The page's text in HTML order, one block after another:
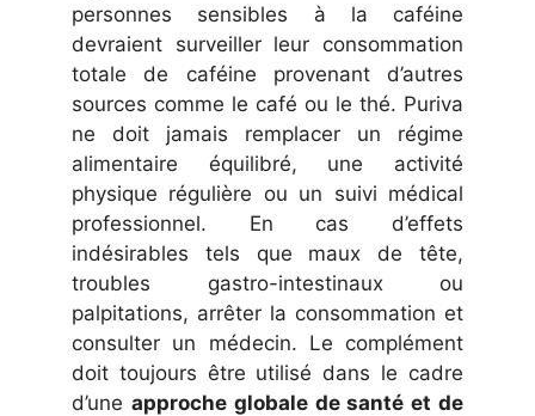
personnes sensibles à la caféine
devraient surveiller leur consommation
totale de caféine provenant d’autres
sources comme le café ou le thé. Puriva
ne doit jamais remplacer un régime
alimentaire équilibré, une activité
physique régulière ou un suivi médical
professionnel. En cas d’effets
indésirables tels que maux de tête,
troubles gastro-intestinaux ou
palpitations, arrêter la consommation et
consulter un médecin. Le complément
doit toujours être utilisé dans le cadre
d’une approche globale de santé et de